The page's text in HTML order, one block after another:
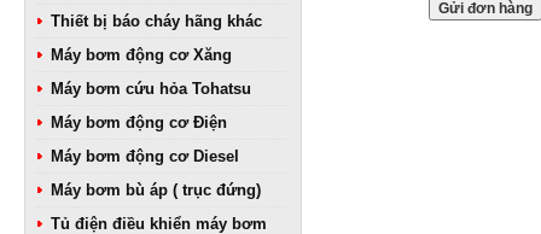
Thiết bị báo cháy hãng khác
Máy bơm động cơ Xăng
Máy bơm cứu hỏa Tohatsu
Máy bơm động cơ Điện
Máy bơm động cơ Diesel
Máy bơm bù áp ( trục đứng)
Tủ điện điều khiển máy bơm